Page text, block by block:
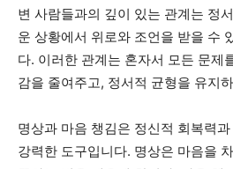
변 사람들과의 깊이 있는 관계는 정
운 상황에서 위로와 조언을 받을 수
다. 이러한 관계는 혼자서 모든 문제
감을 줄여주고, 정서적 균형을 유지
명상과 마음 챙김은 정신적 회복력
강력한 도구입니다. 명상은 마음을